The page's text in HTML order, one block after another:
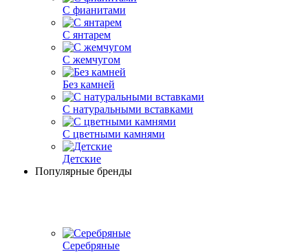
С фианитами
С янтарем
С жемчугом
Без камней
С натуральными вставками
С цветными камнями
Детские
Популярные бренды
Серебряные